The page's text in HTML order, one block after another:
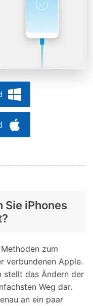
Sie iPhones
zum
verbundenen Apple.
stellt das Ändern der
Weg dar.
an ein paar